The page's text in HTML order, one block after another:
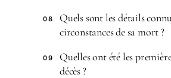
08
Quels sont les détails
circonstances de sa mort ?
09
Quelles ont été les
décès ?